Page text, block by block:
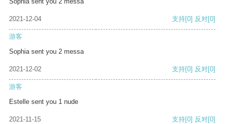
2021-12-04 支持[0] 反对[0]
游客
Sophia sent you 2 messa
2021-12-02 支持[0] 反对[0]
游客
Estelle sent you 1 nude
2021-11-15 支持[0] 反对[0]